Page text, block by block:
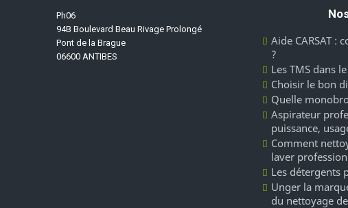
Ph06
94B Boulevard Beau Rivage Prolongé
Pont de la Brague
06600 ANTIBES
Aide CARSAT :
?
Les TMS dans
Choisir le bon
Quelle
Aspirateur
puissance,
Comment
laver
Les détergents
Unger la
du nettoyage